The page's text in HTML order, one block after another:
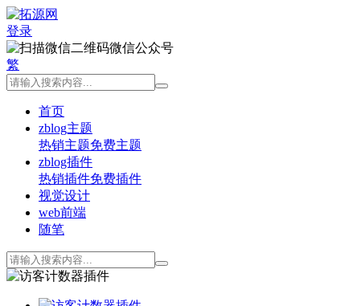
登录
微信公众号
繁
首页
zblog主题
热销主题免费主题
zblog插件
热销插件免费插件
视觉设计
web前端
随笔